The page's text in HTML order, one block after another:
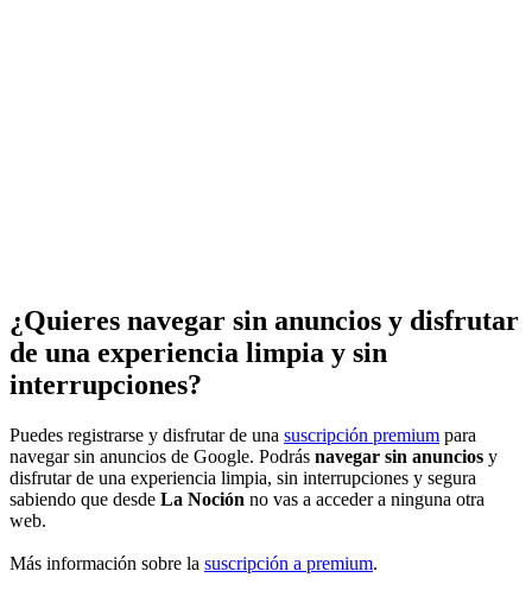
¿Quieres navegar sin anuncios y disfrutar
de una experiencia limpia y sin
interrupciones?
Puedes registrarse y disfrutar de una suscripción premium para
navegar sin anuncios de Google. Podrás navegar sin anuncios y
disfrutar de una experiencia limpia, sin interrupciones y segura
sabiendo que desde La Noción no vas a acceder a ninguna otra
web.
Más información sobre la suscripción a premium.